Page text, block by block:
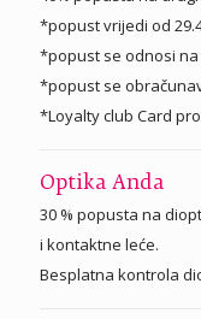
*popust vrijedi od
*popust se odnosi
*popust se
*Loyalty club Card
Optika Anda
30 % popusta na
i kontaktne leće.
Besplatna kontrola